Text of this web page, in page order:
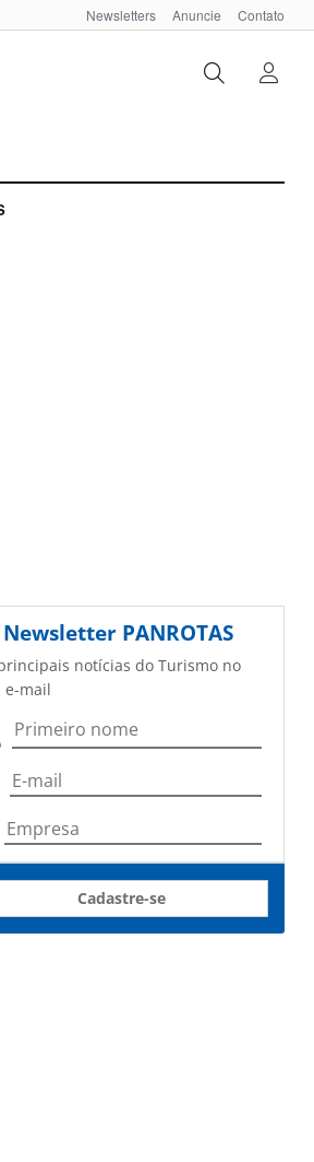
Newsletters Anuncie Contato
Newsletter PANROTAS
notícias do Turismo no
e-mail
Cadastre-se